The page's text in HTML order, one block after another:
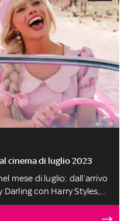
cinema di luglio 2023
mese di luglio: dall’arrivo
Darling con Harry Styles,
Margot Robbie fino
per chi se lo fosse